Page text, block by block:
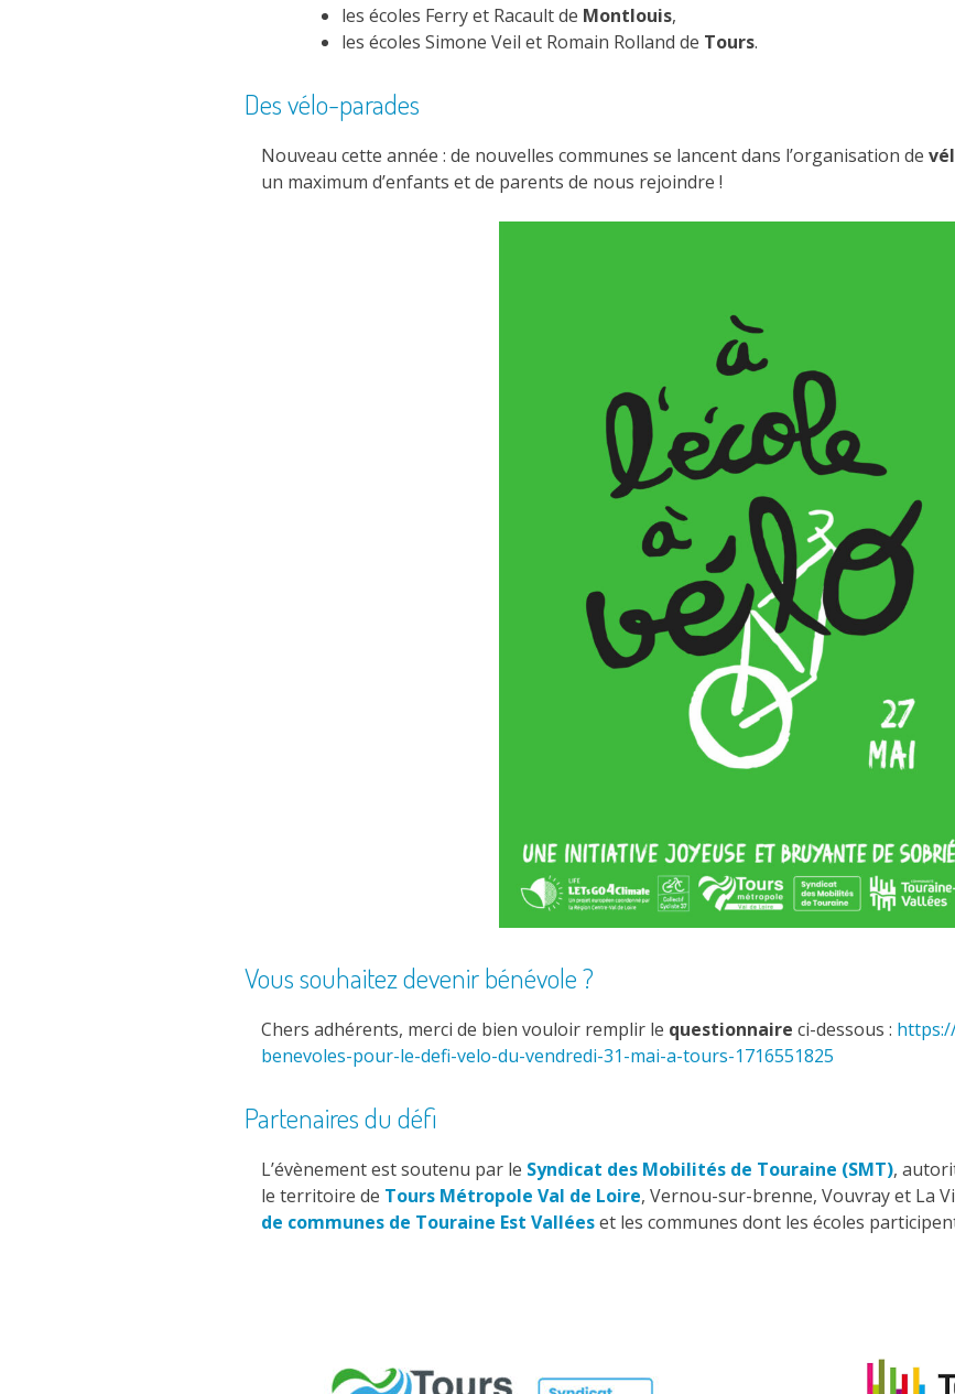
les écoles Ferry et Racault de Montlouis,
les écoles Simone Veil et Romain Rolland de Tours.
Des vélo-parades
Nouveau cette année : de nouvelles communes se lancent dans l’organisation de
un maximum d’enfants et de parents de nous rejoindre !
Vous souhaitez devenir bénévole ?
Chers adhérents, merci de bien vouloir remplir le questionnaire ci-dessous :
benevoles-pour-le-defi-velo-du-vendredi-31-mai-a-tours-1716551825
Partenaires du défi
L’évènement est soutenu par le Syndicat des Mobilités de Touraine (SMT),
le territoire de Tours Métropole Val de Loire, Vernou-sur-brenne, Vouvray et La
de communes de Touraine Est Valléeset les communes dont les écoles